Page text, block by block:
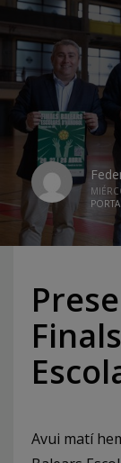
Avui matí